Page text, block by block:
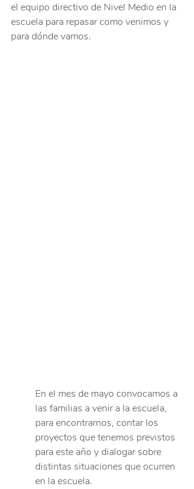
el equipo directivo de Nivel Medio en la
escuela para repasar como venimos y
para dónde vamos.
En el mes de mayo convocamos a
las familias a venir a la escuela,
para encontrarnos, contar los
proyectos que tenemos previstos
para este año y dialogar sobre
distintas situaciones que ocurren
en la escuela.